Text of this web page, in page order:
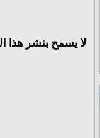
لا يسمح بنشر هذا